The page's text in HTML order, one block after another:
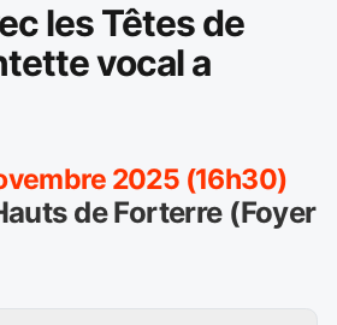
les Têtes de
vocal a
2025 (16h30)
de Forterre (Foyer